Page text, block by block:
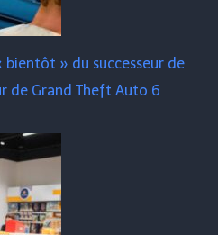
bientôt » du successeur de
de Grand Theft Auto 6